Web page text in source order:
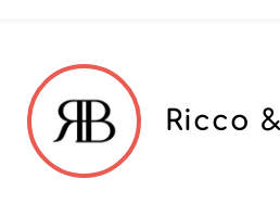
Ricco